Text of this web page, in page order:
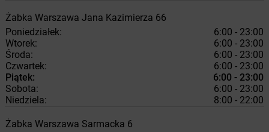
Żabka Warszawa Jana Kazimierza 66
Poniedziałek:
6:00 - 23:00
Wtorek:
6:00 - 23:00
Środa:
6:00 - 23:00
Czwartek:
6:00 - 23:00
Piątek:
6:00 - 23:00
Sobota:
6:00 - 23:00
Niedziela:
8:00 - 22:00
Żabka Warszawa Sarmacka 6